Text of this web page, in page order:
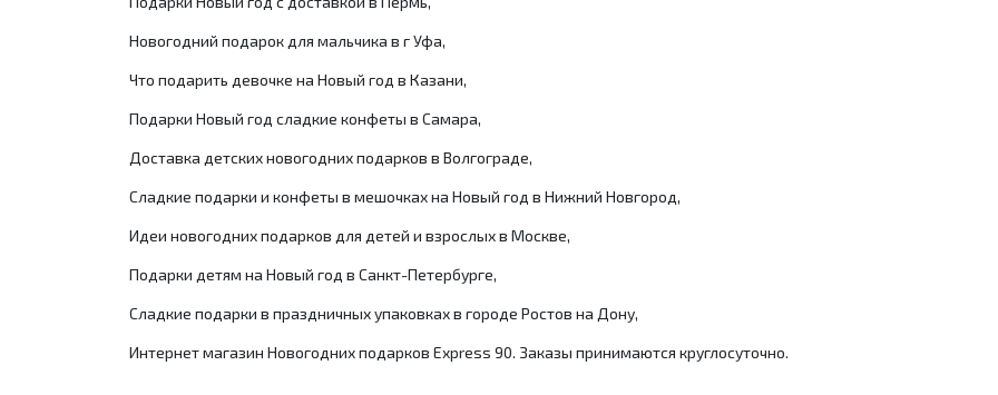
Новогодний подарок для мальчика в г Уфа,
Что подарить девочке на Новый год в Казани,
Подарки Новый год сладкие конфеты в Самара,
Доставка детских новогодних подарков в Волгограде,
Сладкие подарки и конфеты в мешочках на Новый год в Нижний Новгород,
Идеи новогодних подарков для детей и взрослых в Москве,
Подарки детям на Новый год в Санкт-Петербурге,
Сладкие подарки в праздничных упаковках в городе Ростов на Дону,
Интернет магазин Новогодних подарков Express 90. Заказы принимаются круглосуточно.